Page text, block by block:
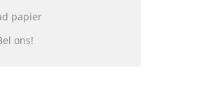
papier
ons!